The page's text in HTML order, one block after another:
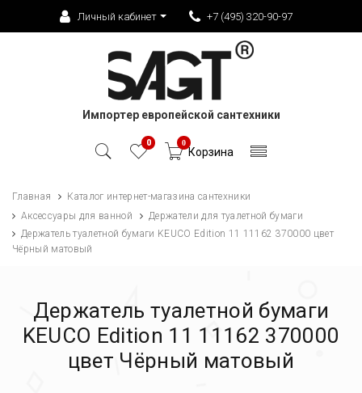
Личный кабинет +7 (495) 320-90-97
Импортер европейской сантехники
0 0
Корзина
Главная
Каталог интернет-магазина сантехники
Аксессуары для ванной
Держатели для туалетной бумаги
Держатель туалетной бумаги KEUCO Edition 11 11162 370000 цвет
Чёрный матовый
Держатель туалетной бумаги
KEUCO Edition 11 11162 370000
цвет Чёрный матовый